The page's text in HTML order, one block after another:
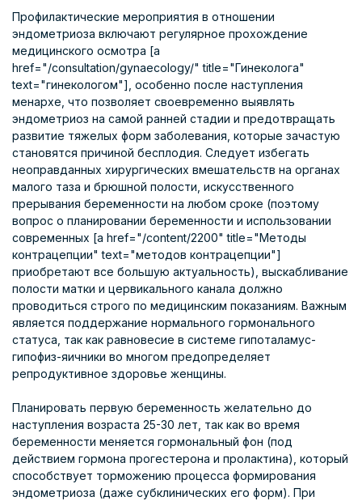
Профилактические мероприятия в отношении
эндометриоза включают регулярное прохождение
медицинского осмотра [a
href="/consultation/gynaecology/" title="Гинеколога"
text="гинекологом"], особенно после наступления
менархе, что позволяет своевременно выявлять
эндометриоз на самой ранней стадии и предотвращать
развитие тяжелых форм заболевания, которые зачастую
становятся причиной бесплодия. Следует избегать
неоправданных хирургических вмешательств на органах
малого таза и брюшной полости, искусственного
прерывания беременности на любом сроке (поэтому
вопрос о планировании беременности и использовании
современных [a href="/content/2200" title="Методы
контрацепции" text="методов контрацепции"]
приобретают все большую актуальность), выскабливание
полости матки и цервикального канала должно
проводиться строго по медицинским показаниям. Важным
является поддержание нормального гормонального
статуса, так как равновесие в системе гипоталамус-
гипофиз-яичники во многом предопределяет
репродуктивное здоровье женщины.
Планировать первую беременность желательно до
наступления возраста 25-30 лет, так как во время
беременности меняется гормональный фон (под
действием гормона прогестерона и пролактина), который
способствует торможению процесса формирования
эндометриоза (даже субклинических его форм). При